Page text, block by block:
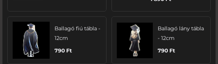
Ballagó fiú tábla -
12cm
790 Ft
Ballagó lány tábla
- 12cm
790 Ft